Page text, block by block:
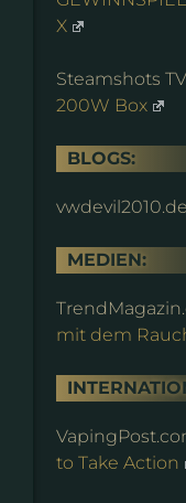
X
Steamshots
200W Box
BLOGS:
MEDIEN:
mit dem
to Take Action